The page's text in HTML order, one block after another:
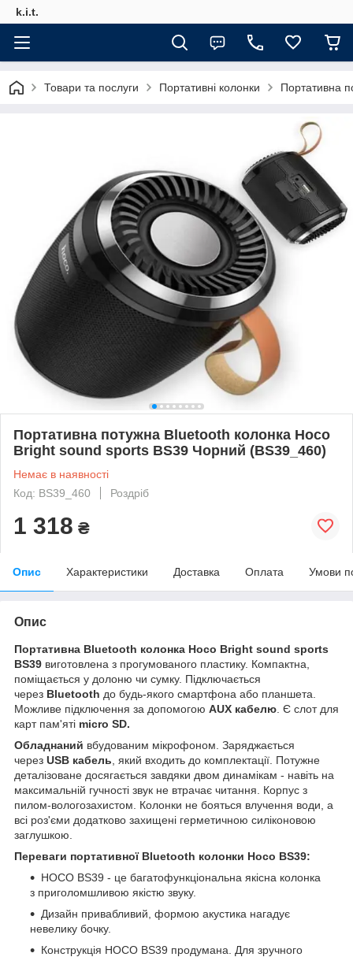
k.i.t.
Товари та послуги Портативні колонки Портативна
Портативна потужна Bluetooth колонка Hoco
Bright sound sports BS39 Чорний (BS39_460)
Немає в наявності
Код: BS39_460
Роздріб
1 318 ₴
Опис Характеристики Доставка Оплата Умови
Опис
Портативна Bluetooth колонка Hoco Bright sound sports
BS39 виготовлена ​​з прогумованого пластику. Компактна,
поміщається у долоню чи сумку. Підключається
через Bluetooth до будь-якого смартфона або планшета.
Можливе підключення за допомогою AUX кабелю . Є слот для
карт пам'яті micro SD.
Обладнаний вбудованим мікрофоном. Заряджається
через USB кабель , який входить до комплектації. Потужне
деталізоване досягається завдяки двом динамікам - навіть на
максимальній гучності звук не втрачає читання. Корпус з
пилом-вологозахистом. Колонки не бояться влучення води, а
всі роз'єми додатково захищені герметичною силіконовою
заглушкою.
Переваги портативної Bluetooth колонки Hoco BS39:
HOCO BS39 - це багатофункціональна якісна колонка
з приголомшливою якістю звуку.
Дизайн привабливий, формою акустика нагадує
невелику бочку.
Конструкція HOCO BS39 продумана. Для зручного